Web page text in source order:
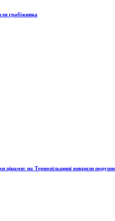
грабіжника
цінами: на Тернопільщині викрили